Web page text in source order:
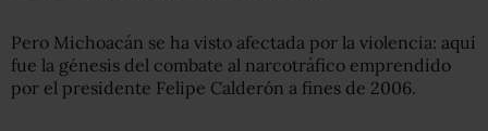
Pero Michoacán se ha visto afectada por la violencia: aquí
fue la génesis del combate al narcotráfico emprendido
por el presidente Felipe Calderón a fines de 2006.